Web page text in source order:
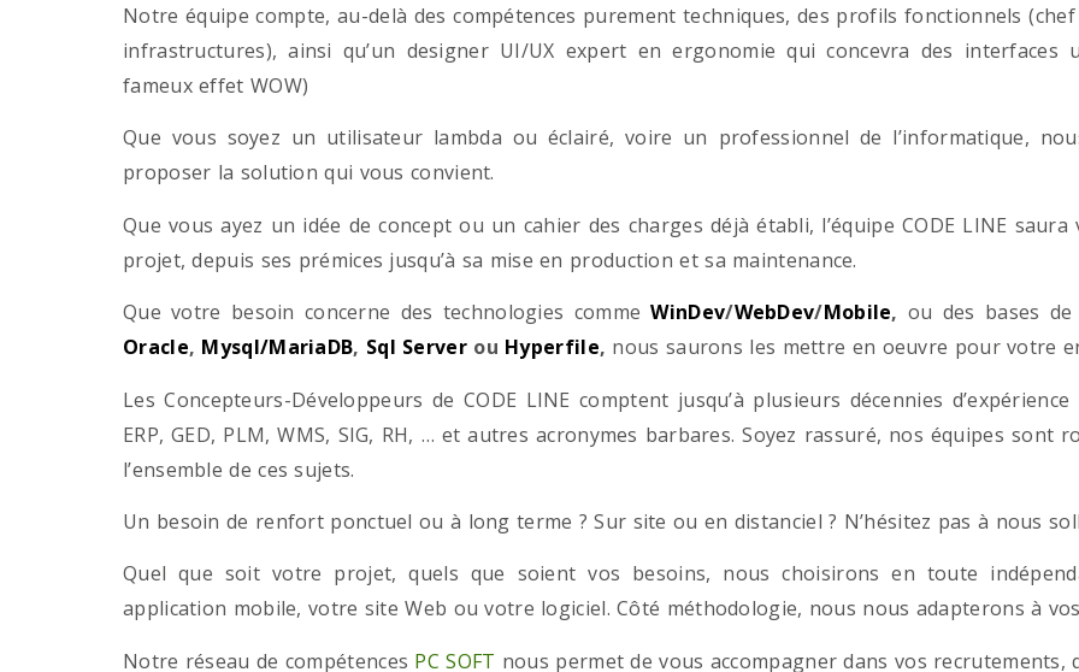
Notre équipe compte, au-delà des compétences purement techniques, des profils fonctionnels
infrastructures), ainsi qu’un designer UI/UX expert en ergonomie qui concevra des
fameux effet WOW)
Que vous soyez un utilisateur lambda ou éclairé, voire un professionnel de l’informatique,
proposer la solution qui vous convient.
Que vous ayez un idée de concept ou un cahier des charges déjà établi, l’équipe CODE LINE
projet, depuis ses prémices jusqu’à sa mise en production et sa maintenance.
Que votre besoin concerne des technologies commeWinDev/WebDev/Mobile, ou des bases
Oracle, Mysql/MariaDB, Sql Serverou Hyperfile, nous saurons les mettre en oeuvre pour votre
Les Concepteurs-Développeurs de CODE LINE comptent jusqu’à plusieurs décennies
ERP, GED, PLM, WMS, SIG, RH, … et autres acronymes barbares. Soyez rassuré, nos équipes
l’ensemble de ces sujets.
Un besoin de renfort ponctuel ou à long terme ? Sur site ou en distanciel ? N’hésitez pas à nous
Quel que soit votre projet, quels que soient vos besoins, nous choisirons en toute
application mobile, votre site Web ou votre logiciel. Côté méthodologie, nous nous adapterons à
Notre réseau de compétences PC SOFT nous permet de vous accompagner dans vos